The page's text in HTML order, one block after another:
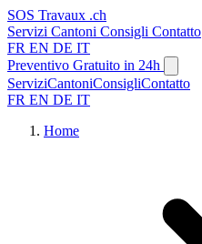
SOS Travaux .ch
Servizi Cantoni Consigli Contatto
FR EN DE IT
Preventivo Gratuito in 24h
ServiziCantoniConsigliContatto
FR EN DE IT
Home